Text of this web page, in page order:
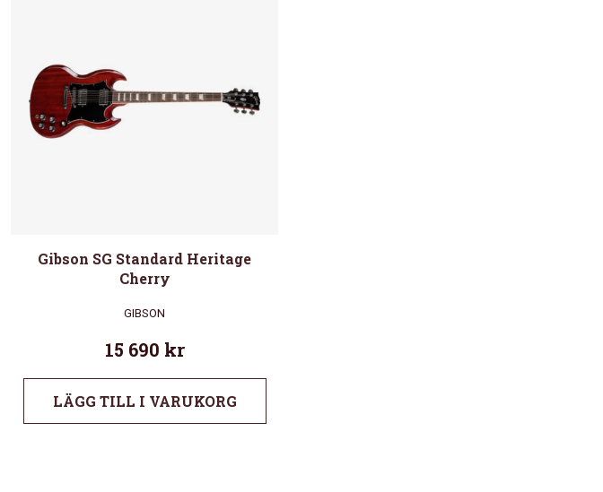
Gibson SG Standard Heritage
Cherry
GIBSON
15 690 kr
LÄGG TILL I VARUKORG